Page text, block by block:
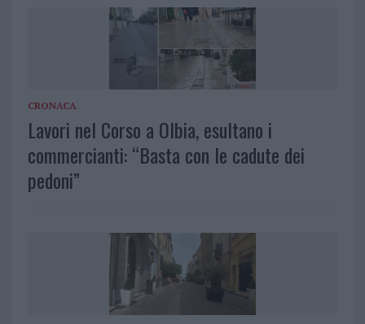
CRONACA
Lavori nel Corso a Olbia, esultano i
commercianti: “Basta con le cadute dei
pedoni”